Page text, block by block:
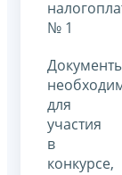
№ 1
для
участия
в
конкурсе,